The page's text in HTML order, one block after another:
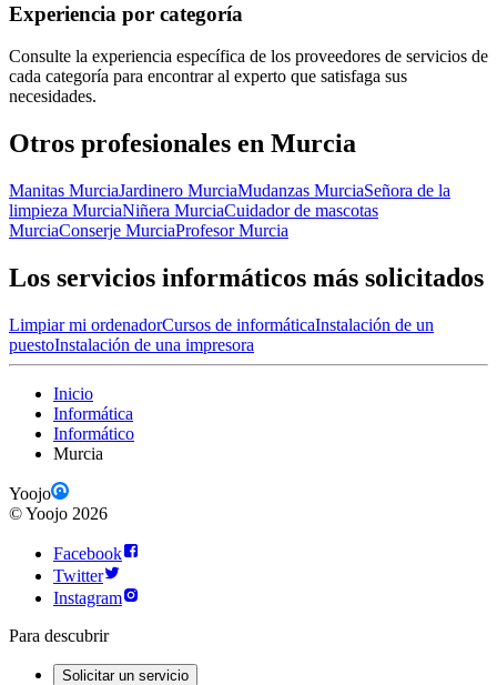
Experiencia por categoría
Consulte la experiencia específica de los proveedores de servicios de
cada categoría para encontrar al experto que satisfaga sus
necesidades.
Otros profesionales en Murcia
Manitas MurciaJardinero MurciaMudanzas MurciaSeñora de la
limpieza MurciaNiñera MurciaCuidador de mascotas
MurciaConserje MurciaProfesor Murcia
Los servicios informáticos más solicitados
Limpiar mi ordenadorCursos de informáticaInstalación de un
puestoInstalación de una impresora
Inicio
Informática
Informático
Murcia
Yoojo
©Yoojo 2026
Facebook
Twitter
Instagram
Para descubrir
Solicitar un servicio